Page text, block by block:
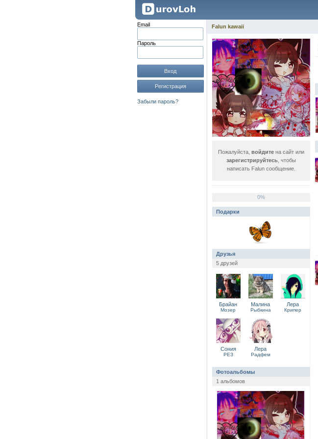
Email
Пароль
Вход
Регистрация
Забыли пароль?
Falun kawaii
Пожалуйста, войдитена сайт или
зарегистрируйтесь, чтобы
написать Falun сообщение.
0%
Подарки
Друзья
5 друзей
Брайан
Мозер
Малина
Рыбкина
Лера
Крипер
Сония
РЕЗ
Лера
Радфем
Фотоальбомы
1 альбомов